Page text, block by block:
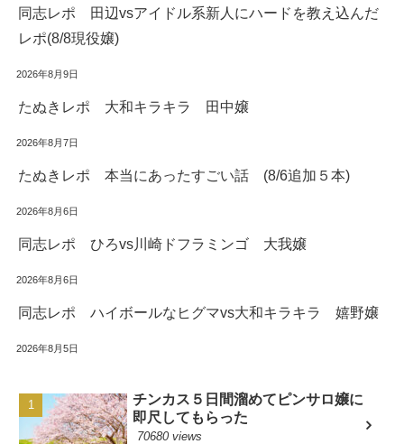
同志レポ 田辺vsアイドル系新人にハードを教え込んだ
レポ(8/8現役嬢)
2026年8月9日
たぬきレポ 大和キラキラ 田中嬢
2026年8月7日
たぬきレポ 本当にあったすごい話 (8/6追加５本)
2026年8月6日
同志レポ ひろvs川崎ドフラミンゴ 大我嬢
2026年8月6日
同志レポ ハイボールなヒグマvs大和キラキラ 嬉野嬢
2026年8月5日
チンカス５日間溜めてピンサロ嬢に
即尺してもらった
70680 views